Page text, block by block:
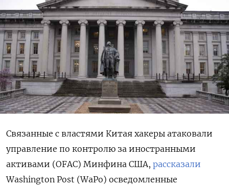
Связанные с властями Китая хакеры атаковали
управление по контролю за иностранными
активами (OFAC) Минфина США, рассказали
Washington Post (WaPo) осведомленные